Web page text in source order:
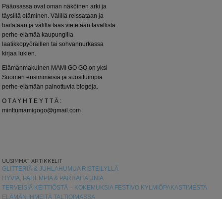
Pääosassa ovat oman näköinen arki ja
täysillä eläminen. Välillä reissataan ja
bailataan ja välillä taas vietetään tavallista
perhe-elämää kaupungilla
laatikkopyöräillen tai sohvannurkassa
kirjaa lukien.
Elämänmakuinen MAMI GO GO on yksi
Suomen ensimmäisiä ja suosituimpia
perhe-elämään painottuvia blogeja.
O T A Y H T E Y T T Ä :
minttumamigogo@gmail.com
UUSIMMAT ARTIKKELIT
GLITTERIÄ & JUHLAHUMUA RISTEILYLLÄ
HYVIÄ, PAREMPIA & PARHAITA UNIA
TERVEISIÄ KEITTIÖSTÄ – KOKEMUKSIA FESTIVO KYLMIÖPAKASTIMESTA
ELÄMÄN IHMEITÄ TALTIOIMASSA